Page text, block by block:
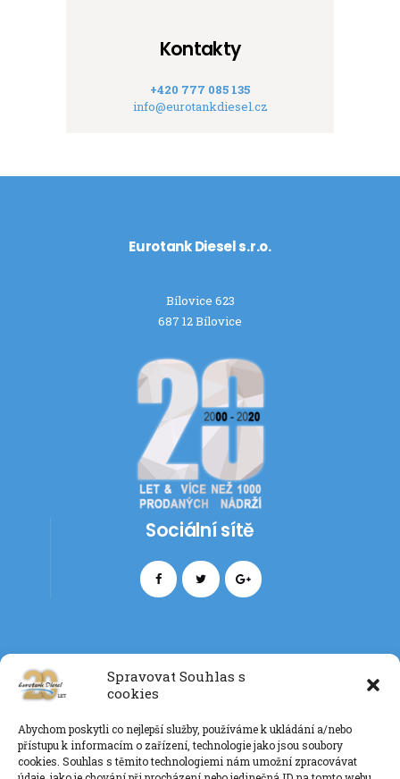
Spravovat Souhlas s
cookies
Abychom poskytli co nejlepší služby, používáme k ukládání a/nebo
přístupu k informacím o zařízení, technologie jako jsou soubory
cookies. Souhlas s těmito technologiemi nám umožní zpracovávat
Kontakty
+420 777 085 135
info@eurotankdiesel.cz
Eurotank Diesel s.r.o.
Bílovice 623
687 12 Bílovice
Sociální sítě
+420 777 085 135
info@eurotankdiesel.cz